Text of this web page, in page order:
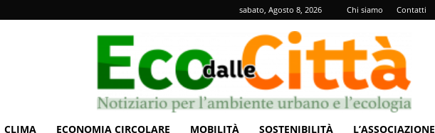
sabato, Agosto 8, 2026 Chi siamo Contatti
CLIMA ECONOMIA CIRCOLARE MOBILITÀ SOSTENIBILITÀ L’ASSOCIAZIONE